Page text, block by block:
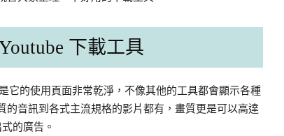
下載工具
它的使用頁面非常乾淨，不像其他的工具都會顯示各種
音訊到各式主流規格的影片都有，畫質更是可以高達
的廣告。